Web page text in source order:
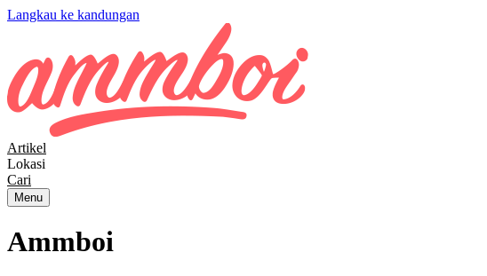
Langkau ke kandungan
Artikel
Lokasi
Cari
Menu
Ammboi